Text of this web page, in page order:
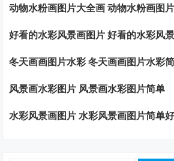
动物水粉画图片大全画 动物水粉画图
好看的水彩风景画图片 好看的水彩风
冬天画画图片水彩 冬天画画图片水彩
风景画水彩图片 风景画水彩图片简单
水彩风景画图片 水彩风景画图片简单